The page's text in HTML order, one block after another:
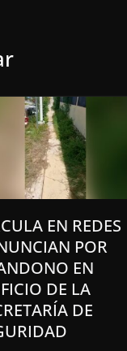
EN REDES
POR
EN
DE LA
DE